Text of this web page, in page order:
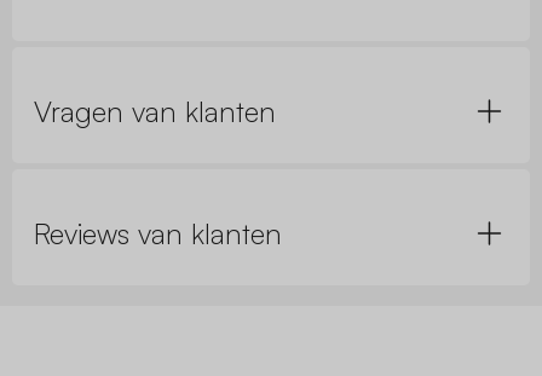
Vragen van klanten
Reviews van klanten